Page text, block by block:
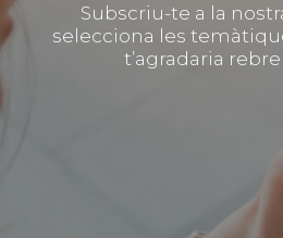
Subscriu-te a la
selecciona les
t’agradaria